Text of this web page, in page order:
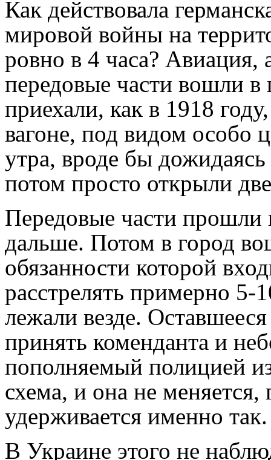
Как действовала
мировой войны на
ровно в 4 часа? Авиация,
передовые части вошли в
приехали, как в 1918
вагоне, под видом особо
утра, вроде бы
потом просто открыли
Передовые части
дальше. Потом в город
обязанности которой
расстрелять примерно
лежали везде.
принять коменданта и
пополняемый полицией
схема, и она не меняется,
удерживается именно так.
В Украине этого не